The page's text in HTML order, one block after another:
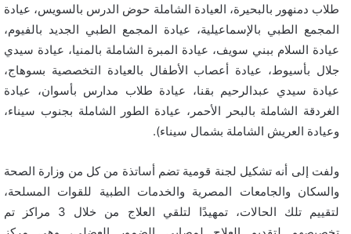
طلاب دمنهور بالبحيرة، العيادة الشاملة حوض الدرس بالسويس، عيادة
المجمع الطبي بالإسماعيلية، عيادة المجمع الطبي الجديد بالفيوم،
عيادة السلام ببني سويف، عيادة المبرة الشاملة بالمنيا، عيادة سيدي
جلال بأسيوط، عيادة أعصاب الأطفال بالعيادة التخصصية بسوهاج،
عيادة سيدي عبدالرحيم بقنا، عيادة طلاب مدارس بأسوان، عيادة
الغردقة الشاملة بالبحر الأحمر، عيادة الطور الشاملة بجنوب سيناء،
وعيادة العريش الشاملة بشمال سيناء).
ولفت إلى أنه تشكيل لجنة قومية تضم أساتذة من كل من وزارة الصحة
والسكان والجامعات المصرية والخدمات الطبية للقوات المسلحة،
لتقييم تلك الحالات، تمهيدًا لتلقي العلاج من خلال 3 مراكز تم